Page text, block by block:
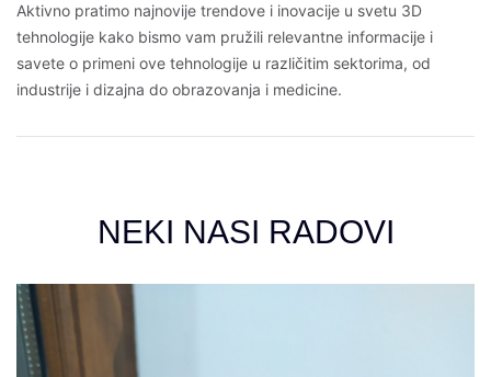
Aktivno pratimo najnovije trendove i inovacije u svetu 3D
tehnologije kako bismo vam pružili relevantne informacije i
savete o primeni ove tehnologije u različitim sektorima, od
industrije i dizajna do obrazovanja i medicine.
NEKI NASI RADOVI